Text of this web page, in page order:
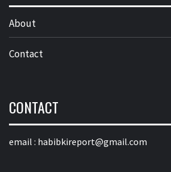
About
Contact
CONTACT
email : habibkireport@gmail.com